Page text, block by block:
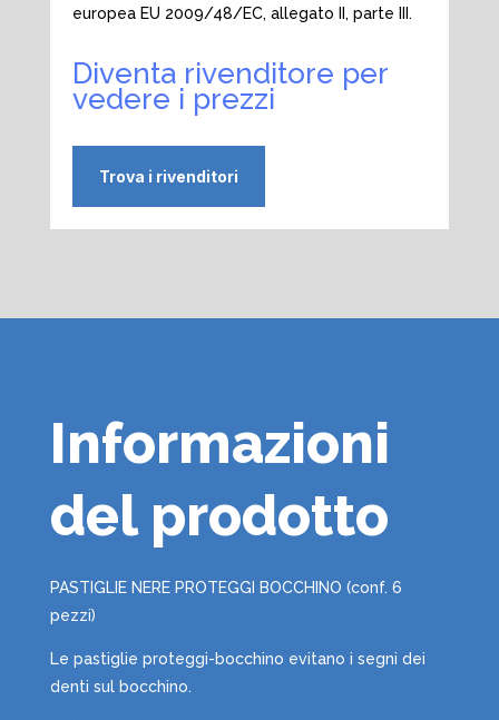
europea EU 2009/48/EC, allegato II, parte III.
Diventa rivenditore per
vedere i prezzi
Trova i rivenditori
Informazioni
del prodotto
PASTIGLIE NERE PROTEGGI BOCCHINO (conf. 6
pezzi)
Le pastiglie proteggi-bocchino evitano i segni dei
denti sul bocchino.